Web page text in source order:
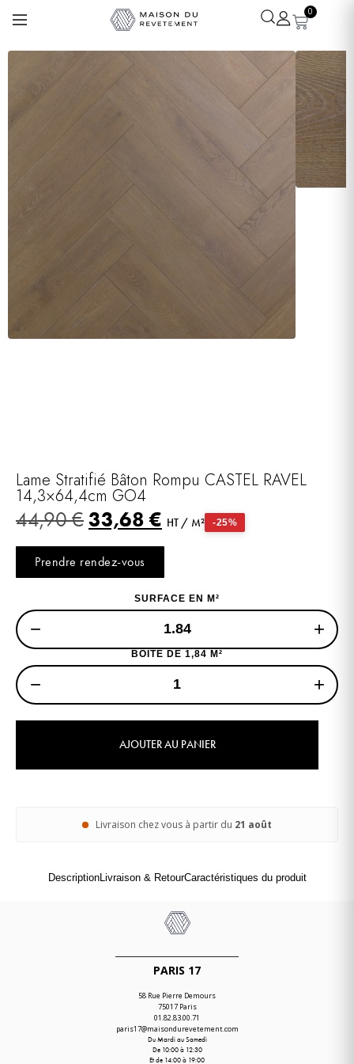
0
Lame Stratifié Bâton Rompu CASTEL RAVEL
14,3×64,4cm GO4
44,90€33,68€ HT / M² -25%
Prendre rendez-vous
SURFACE EN M²
− +
BOITE DE 1,84 M²
− +
AJOUTER AU PANIER
Livraison chez vous à partir du 21 août
DescriptionLivraison & RetourCaractéristiques du produit
PARIS 17
58 Rue Pierre Demours
75017 Paris
01.82.83.00.71
paris17@maisondurevetement.com
Du Mardi au Samedi
De 10:00 à 12:30
Et de 14:00 à 19:00
En ligne· Experte revêtements